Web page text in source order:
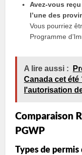
Avez-vous
l’une des
Vous pourriez
Programme
A lire aussi :
Canada cet
l'autorisation
Comparaison
PGWP
Types de